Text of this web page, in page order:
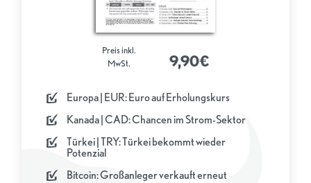
Europa | EUR: Euro auf Erholungskurs
Kanada | CAD: Chancen im Strom-Sektor
Türkei | TRY: Türkei bekommt wieder
Potenzial
Bitcoin: Großanleger verkauft erneut
Preis inkl.
MwSt.
9,90€